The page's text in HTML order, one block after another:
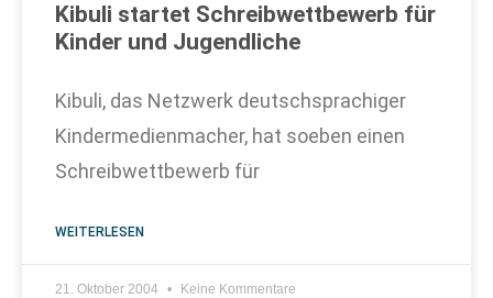
Kibuli startet Schreibwettbewerb für
Kinder und Jugendliche
Kibuli, das Netzwerk deutschsprachiger
Kindermedienmacher, hat soeben einen
Schreibwettbewerb für
WEITERLESEN
21. Oktober 2004 Keine Kommentare